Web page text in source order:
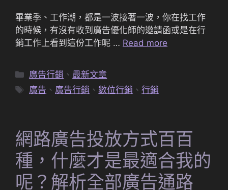
畢業季、工作潮，都是一波接著一波，你在找工作
的時候，有沒有收到廣告優化師的邀請函或是在行
銷工作上看到這份工作呢 … Read more
分
類
廣告行銷 、 最新文章
標
廣告 、 廣告行銷 、數位行銷 、行銷
網路廣告投放方式百百
種，什麼才是最適合我的
呢？解析全部廣告通路